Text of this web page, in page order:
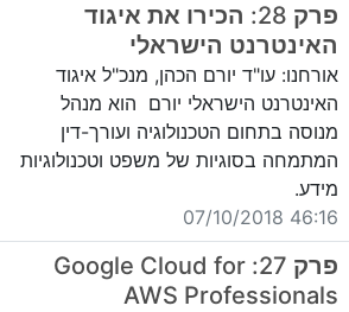
פרק 28: הכירו את איגוד
האינטרנט הישראלי
אורחנו: עו"ד יורם הכהן, מנכ"ל איגוד
האינטרנט הישראלי יורם הוא מנהל
מנוסה בתחום הטכנולוגיה ועורך-דין
המתמחה בסוגיות של משפט וטכנולוגיות
מידע.
46:16 07/10/2018
פרק 27: Google Cloud for
AWS Professionals